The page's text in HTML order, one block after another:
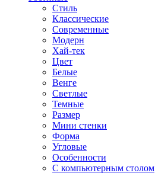
Стиль
Классические
Современные
Модерн
Хай-тек
Цвет
Белые
Венге
Светлые
Темные
Размер
Мини стенки
Форма
Угловые
Особенности
С компьютерным столом